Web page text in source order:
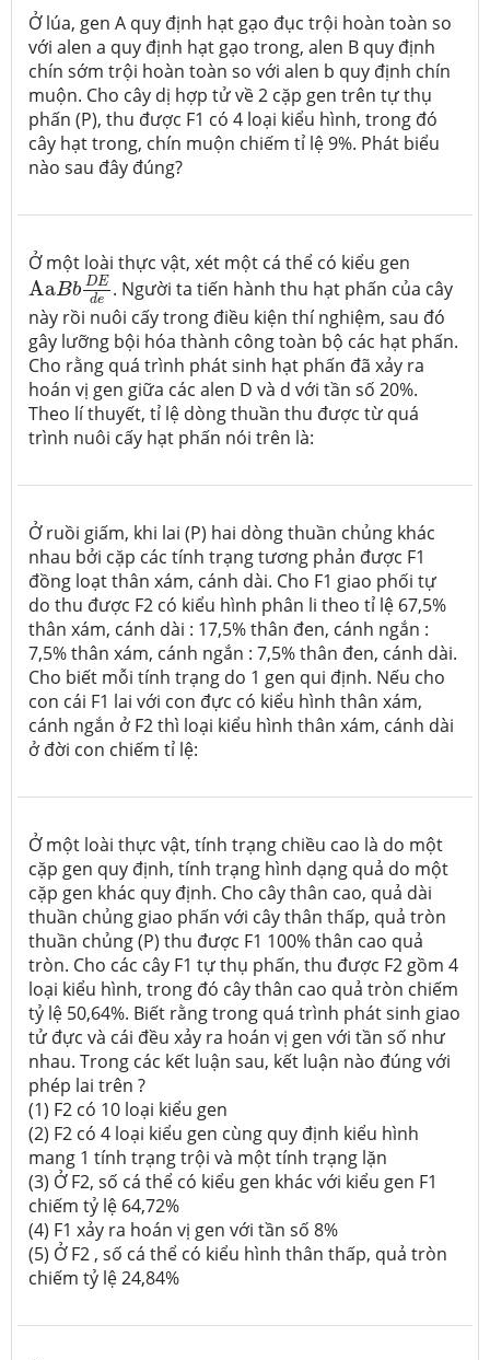
Ở lúa, gen A quy định hạt gạo đục trội hoàn toàn so
với alen a quy định hạt gạo trong, alen B quy định
chín sớm trội hoàn toàn so với alen b quy định chín
muộn. Cho cây dị hợp tử về 2 cặp gen trên tự thụ
phấn (P), thu được F1 có 4 loại kiểu hình, trong đó
cây hạt trong, chín muộn chiếm tỉ lệ 9%. Phát biểu
nào sau đây đúng?
Ở một loài thực vật, xét một cá thể có kiểu gen
AaBb DE
de
AaBbDEde
. Người ta tiến hành thu hạt phấn của cây
này rồi nuôi cấy trong điều kiện thí nghiệm, sau đó
gây lưỡng bội hóa thành công toàn bộ các hạt phấn.
Cho rằng quá trình phát sinh hạt phấn đã xảy ra
hoán vị gen giữa các alen D và d với tần số 20%.
Theo lí thuyết, tỉ lệ dòng thuần thu được từ quá
trình nuôi cấy hạt phấn nói trên là:
Ở ruồi giấm, khi lai (P) hai dòng thuần chủng khác
nhau bởi cặp các tính trạng tương phản được F1
đồng loạt thân xám, cánh dài. Cho F1 giao phối tự
do thu được F2 có kiểu hình phân li theo tỉ lệ 67,5%
thân xám, cánh dài : 17,5% thân đen, cánh ngắn :
7,5% thân xám, cánh ngắn : 7,5% thân đen, cánh dài.
Cho biết mỗi tính trạng do 1 gen qui định. Nếu cho
con cái F1 lai với con đực có kiểu hình thân xám,
cánh ngắn ở F2 thì loại kiểu hình thân xám, cánh dài
ở đời con chiếm tỉ lệ:
Ở một loài thực vật, tính trạng chiều cao là do một
cặp gen quy định, tính trạng hình dạng quả do một
cặp gen khác quy định. Cho cây thân cao, quả dài
thuần chủng giao phấn với cây thân thấp, quả tròn
thuần chủng (P) thu được F1 100% thân cao quả
tròn. Cho các cây F1 tự thụ phấn, thu được F2 gồm 4
loại kiểu hình, trong đó cây thân cao quả tròn chiếm
tỷ lệ 50,64%. Biết rằng trong quá trình phát sinh giao
tử đực và cái đều xảy ra hoán vị gen với tần số như
nhau. Trong các kết luận sau, kết luận nào đúng với
phép lai trên ?
(1) F2 có 10 loại kiểu gen
(2) F2 có 4 loại kiểu gen cùng quy định kiểu hình
mang 1 tính trạng trội và một tính trạng lặn
(3) Ở F2, số cá thể có kiểu gen khác với kiểu gen F1
chiếm tỷ lệ 64,72%
(4) F1 xảy ra hoán vị gen với tần số 8%
(5) Ở F2 , số cá thể có kiểu hình thân thấp, quả tròn
chiếm tỷ lệ 24,84%